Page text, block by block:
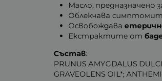
Масло, предназначено
Облекчава
Освобождава
Екстрактите от
Състав:
PRUNUS AMYGDALUS
GRAVEOLENS OIL*;